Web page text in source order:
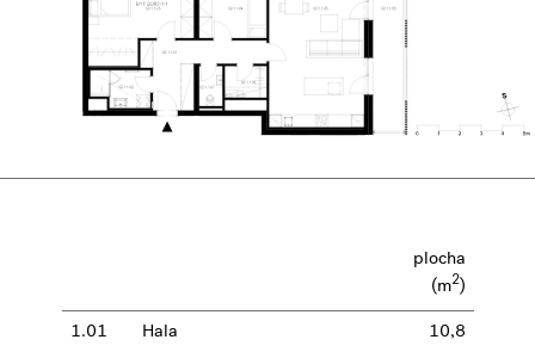
plocha
(m2)
1.01 Hala 10,8